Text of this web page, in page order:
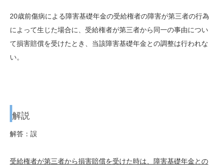
20歳前傷病による障害基礎年金の受給権者の障害が第三者の行為
によって生じた場合に、受給権者が第三者から同一の事由につい
て損害賠償を受けたとき、当該障害基礎年金との調整は行われな
い。
解説
解答：誤
受給権者が第三者から損害賠償を受けた時は、障害基礎年金との